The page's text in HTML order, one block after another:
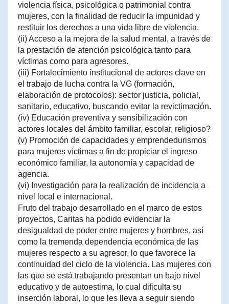
violencia física, psicológica o patrimonial contra
mujeres, con la finalidad de reducir la impunidad y
restituir los derechos a una vida libre de violencia.
(ii) Acceso a la mejora de la salud mental, a través de
la prestación de atención psicológica tanto para
víctimas como para agresores.
(iii) Fortalecimiento institucional de actores clave en
el trabajo de lucha contra la VG (formación,
elaboración de protocolos): sector justicia, policial,
sanitario, educativo, buscando evitar la revictimación.
(iv) Educación preventiva y sensibilización con
actores locales del ámbito familiar, escolar, religioso?
(v) Promoción de capacidades y emprendedurismos
para mujeres víctimas a fin de propiciar el ingreso
económico familiar, la autonomía y capacidad de
agencia.
(vi) Investigación para la realización de incidencia a
nivel local e internacional.
Fruto del trabajo desarrollado en el marco de estos
proyectos, Caritas ha podido evidenciar la
desigualdad de poder entre mujeres y hombres, así
como la tremenda dependencia económica de las
mujeres respecto a su agresor, lo que favorece la
continuidad del ciclo de la violencia. Las mujeres con
las que se está trabajando presentan un bajo nivel
educativo y de autoestima, lo cual dificulta su
inserción laboral, lo que les lleva a seguir siendo